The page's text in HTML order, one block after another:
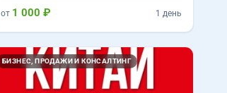
от 1 000 ₽ 1 день
БИЗНЕС, ПРОДАЖИ И КОНСАЛТИНГ